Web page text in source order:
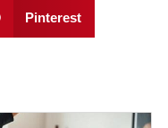
Pinterest